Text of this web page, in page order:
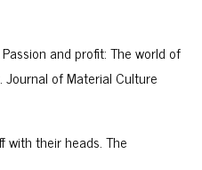
and profit: The world of
of Material Culture
with their heads. The